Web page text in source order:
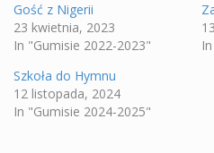
Gość z Nigerii
23 kwietnia, 2023
In "Gumisie 2022-2023"
Szkoła do Hymnu
12 listopada, 2024
In "Gumisie 2024-2025"